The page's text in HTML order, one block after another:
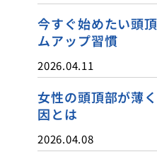
今すぐ始めたい頭
ムアップ習慣
2026.04.11
女性の頭頂部が薄
因とは
2026.04.08